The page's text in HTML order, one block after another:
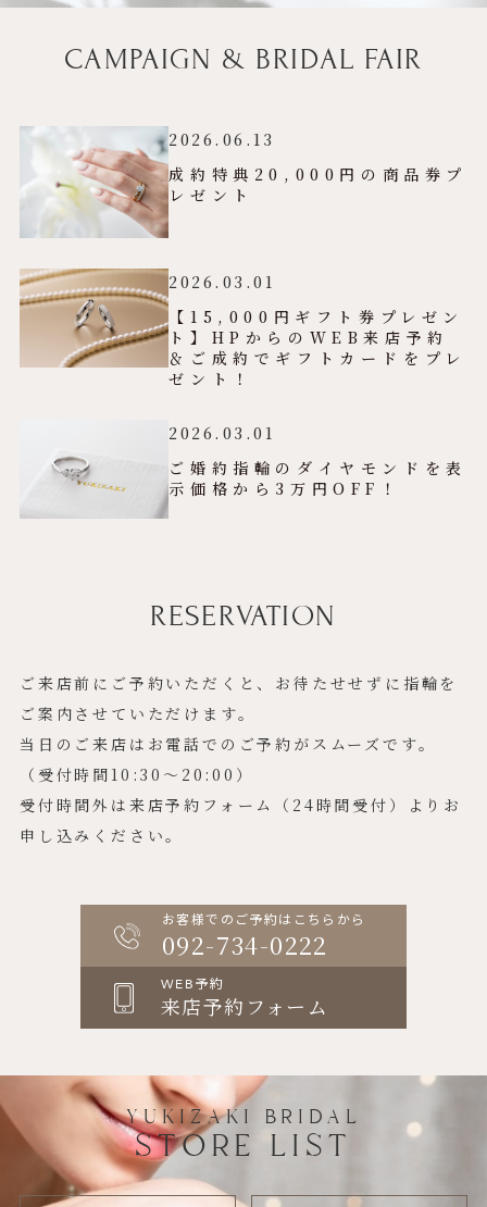
CAMPAIGN & BRIDAL FAIR
2026.06.13
成約特典20,000円の商品券プ
レゼント
2026.03.01
【15,000円ギフト券プレゼン
ト】HPからのWEB来店予約
＆ご成約でギフトカードをプレ
ゼント！
2026.03.01
ご婚約指輪のダイヤモンドを表
示価格から3万円OFF！
RESERVATION
ご来店前にご予約いただくと、お待たせせずに指輪を
ご案内させていただけます。
当日のご来店はお電話でのご予約がスムーズです。
（受付時間10:30〜20:00）
受付時間外は来店予約フォーム（24時間受付）よりお
申し込みください。
お客様でのご予約はこちらから
092-734-0222
WEB予約
来店予約フォーム
YUKIZAKI BRIDAL
STORE LIST